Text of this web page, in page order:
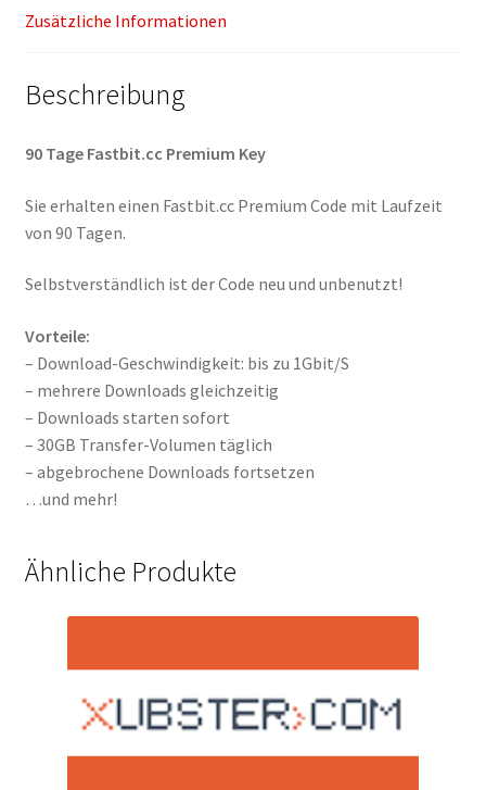
Zusätzliche Informationen
Beschreibung
90 Tage Fastbit.cc Premium Key
Sie erhalten einen Fastbit.cc Premium Code mit Laufzeit
von 90 Tagen.
Selbstverständlich ist der Code neu und unbenutzt!
Vorteile:
– Download-Geschwindigkeit: bis zu 1Gbit/S
– mehrere Downloads gleichzeitig
– Downloads starten sofort
– 30GB Transfer-Volumen täglich
– abgebrochene Downloads fortsetzen
…und mehr!
Ähnliche Produkte